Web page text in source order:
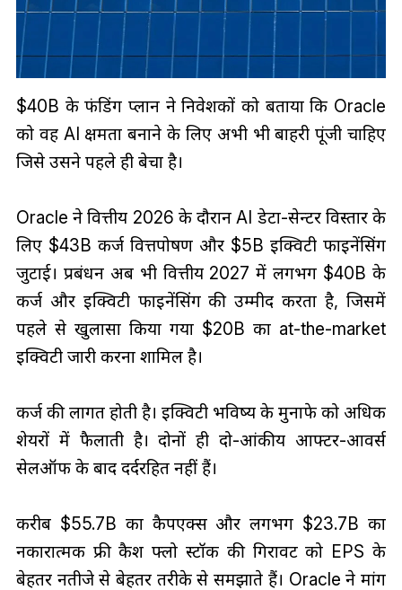
$40B के फंडिंग प्लान ने निवेशकों को बताया कि Oracle
को वह AI क्षमता बनाने के लिए अभी भी बाहरी पूंजी चाहिए
जिसे उसने पहले ही बेचा है।
Oracle ने वित्तीय 2026 के दौरान AI डेटा-सेन्टर विस्तार के
लिए $43B कर्ज वित्तपोषण और $5B इक्विटी फाइनेंसिंग
जुटाई। प्रबंधन अब भी वित्तीय 2027 में लगभग $40B के
कर्ज और इक्विटी फाइनेंसिंग की उम्मीद करता है, जिसमें
पहले से खुलासा किया गया $20B का at-the-market
इक्विटी जारी करना शामिल है।
कर्ज की लागत होती है। इक्विटी भविष्य के मुनाफे को अधिक
शेयरों में फैलाती है। दोनों ही दो-आंकीय आफ्टर-आवर्स
सेलऑफ के बाद दर्दरहित नहीं हैं।
करीब $55.7B का कैपएक्स और लगभग $23.7B का
नकारात्मक फ्री कैश फ्लो स्टॉक की गिरावट को EPS के
बेहतर नतीजे से बेहतर तरीके से समझाते हैं। Oracle ने मांग